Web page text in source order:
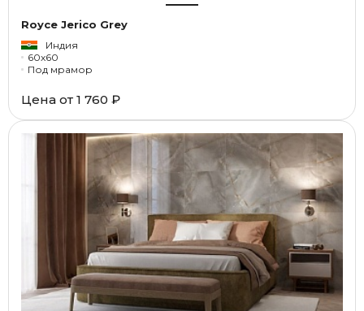
Royce Jerico Grey
Индия
60x60
Под мрамор
Цена от 1 760 ₽